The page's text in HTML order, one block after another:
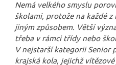
Nemá velkého smyslu
školami, protože na každé
jiným způsobem. Větší
třeba v rámci třídy nebo
V nejstarší kategorii Senior
krajská kola, jejichž